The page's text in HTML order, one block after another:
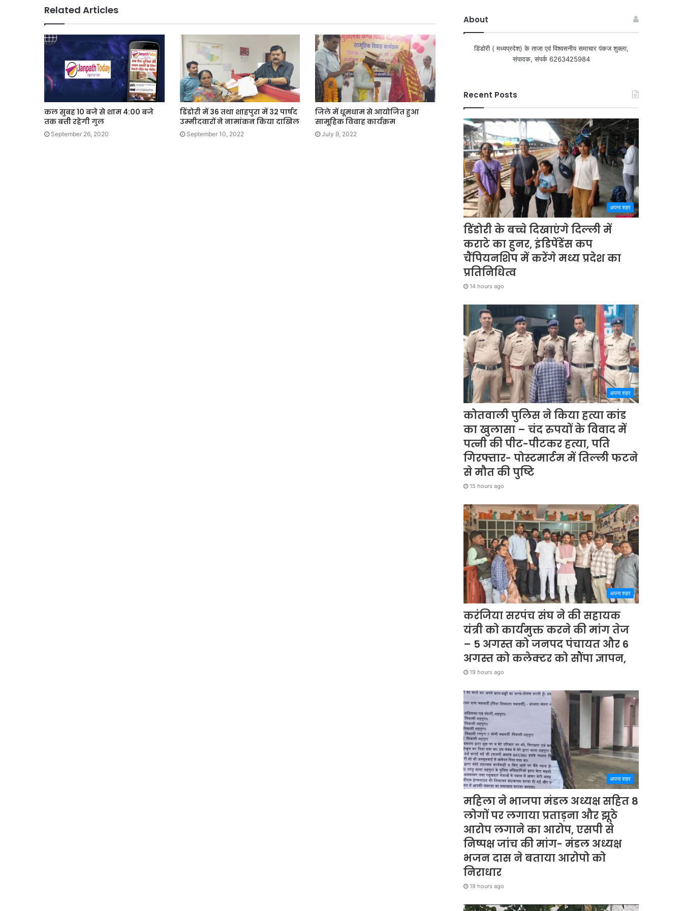
Related Articles
कल सुबह 10 बजे से शाम 4:00 बजे
तक बत्ती रहेगी गुल
September 26, 2020
डिंडोरी में 36 तथा शाहपुरा में 32 पार्षद
उम्मीदवारों ने नामांकन किया दाखिल
September 10, 2022
जिले में धूमधाम से आयोजित हुआ
सामूहिक विवाह कार्यक्रम
July 9, 2022
About
डिंडोरी ( मध्यप्रदेश) के ताजा एवं विश्वसनीय समाचार पंकज शुक्ला,
संपादक, संपर्क 6263425984
Recent Posts
अपना शहर
डिंडोरी के बच्चे दिखाएंगे दिल्ली में
कराटे का हुनर, इंडिपेंडेंस कप
चैंपियनशिप में करेंगे मध्य प्रदेश का
प्रतिनिधित्व
14 hours ago
अपना शहर
कोतवाली पुलिस ने किया हत्या कांड
का खुलासा – चंद रुपयों के विवाद में
पत्नी की पीट-पीटकर हत्या, पति
गिरफ्तार- पोस्टमार्टम में तिल्ली फटने
से मौत की पुष्टि
15 hours ago
अपना शहर
करंजिया सरपंच संघ ने की सहायक
यंत्री को कार्यमुक्त करने की मांग तेज
– 5 अगस्त को जनपद पंचायत और 6
अगस्त को कलेक्टर को सौंपा ज्ञापन,
19 hours ago
अपना शहर
महिला ने भाजपा मंडल अध्यक्ष सहित 8
लोगों पर लगाया प्रताड़ना और झूठे
आरोप लगाने का आरोप, एसपी से
निष्पक्ष जांच की मांग- मंडल अध्यक्ष
भजन दास ने बताया आरोपो को
निराधार
19 hours ago